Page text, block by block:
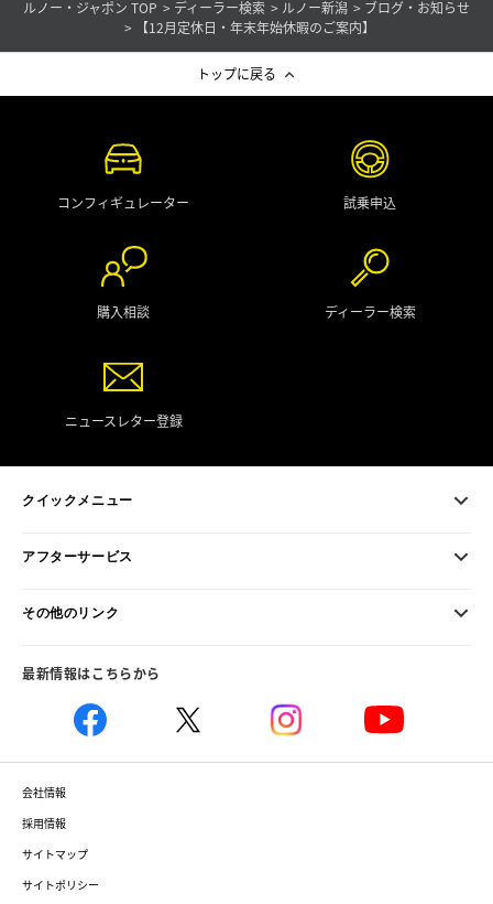
ルノー・ジャポン TOP ディーラー検索 ルノー新潟
ブログ・お知らせ
【12月定休日・年末年始休暇のご案内】
トップに戻る
コンフィギュレーター 試乗申込
購入相談 ディーラー検索
ニュースレター登録
クイックメニュー
アフターサービス
その他のリンク
最新情報はこちらから
会社情報
採用情報
サイトマップ
サイトポリシー